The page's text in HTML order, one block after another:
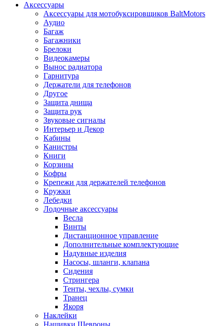
Аксессуары
Аксессуары для мотобуксировщиков BaltMotors
Аудио
Багаж
Багажники
Брелоки
Видеокамеры
Вынос радиатора
Гарнитура
Держатели для телефонов
Другое
Защита днища
Защита рук
Звуковые сигналы
Интерьер и Декор
Кабины
Канистры
Книги
Корзины
Кофры
Крепежи для держателей телефонов
Кружки
Лебедки
Лодочные аксессуары
Весла
Винты
Дистанционное управление
Дополнительные комплектующие
Надувные изделия
Насосы, шланги, клапана
Сидения
Стрингера
Тенты, чехлы, сумки
Транец
Якоря
Наклейки
Нашивки Шевроны